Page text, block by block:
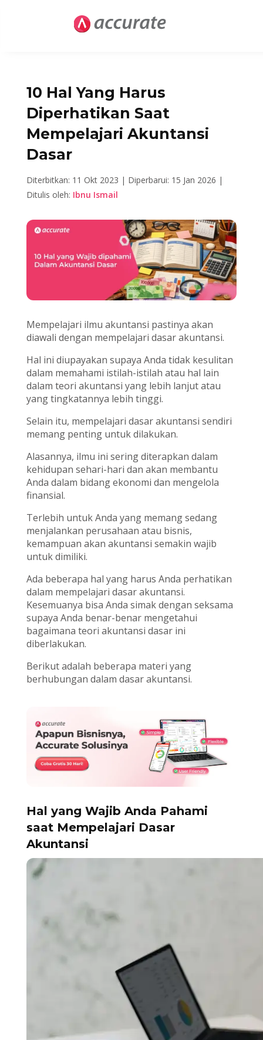
10 Hal Yang Harus
Diperhatikan Saat
Mempelajari Akuntansi
Dasar
Diterbitkan: 11 Okt 2023 | Diperbarui: 15 Jan 2026 |
Ditulis oleh: Ibnu Ismail
Mempelajari ilmu akuntansi pastinya akan
diawali dengan mempelajari dasar akuntansi.
Hal ini diupayakan supaya Anda tidak kesulitan
dalam memahami istilah-istilah atau hal lain
dalam teori akuntansi yang lebih lanjut atau
yang tingkatannya lebih tinggi.
Selain itu, mempelajari dasar akuntansi sendiri
memang penting untuk dilakukan.
Alasannya, ilmu ini sering diterapkan dalam
kehidupan sehari-hari dan akan membantu
Anda dalam bidang ekonomi dan mengelola
finansial.
Terlebih untuk Anda yang memang sedang
menjalankan perusahaan atau bisnis,
kemampuan akan akuntansi semakin wajib
untuk dimiliki.
Ada beberapa hal yang harus Anda perhatikan
dalam mempelajari dasar akuntansi.
Kesemuanya bisa Anda simak dengan seksama
supaya Anda benar-benar mengetahui
bagaimana teori akuntansi dasar ini
diberlakukan.
Berikut adalah beberapa materi yang
berhubungan dalam dasar akuntansi.
Hal yang Wajib Anda Pahami
saat Mempelajari Dasar
Akuntansi